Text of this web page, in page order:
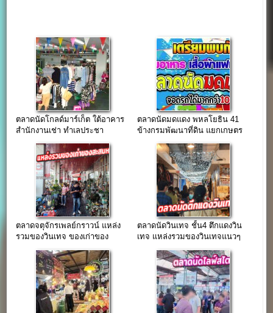
ตลาดนัดโกลด์มาร์เก็ต ใต้อาคาร
สำนักงานเช่า ทำเลประชา
ตลาดนัดมดแดง พหลโยธิน 41
ข้างกรมพัฒนาที่ดิน แยกเกษตร
ตลาดจตุจักรเพลย์กราวน์ แหล่ง
รวมของวินเทจ ของเก่าของ
โบราณ แหล่งใหญ่ใจกลางเมือง
ตลาดนัดวินเทจ ชั้น4 ตึกแดงวิน
เทจ แหล่งรวมของวินเทจแนวๆ